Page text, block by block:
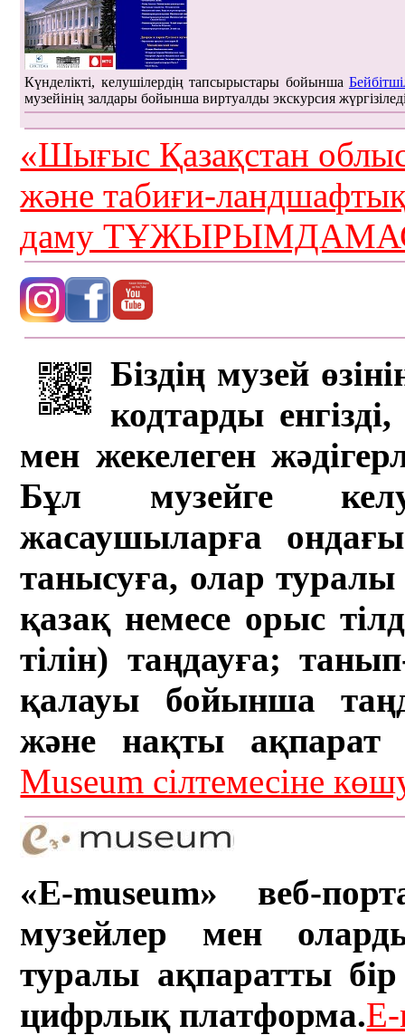
Күнделікті, келушілердің тапсырыстары бойынша
музейінің залдары бойынша виртуалды экскурсия
«Шығыс Қазақстан
және табиғи-
даму
Біздің музей
кодтарды
мен жекелеген
Бұл музейге
жасаушыларға
танысуға, олар туралы
қазақ немесе орыс
тілін) таңдауға;
қалауы бойынша
және нақты ақпарат
Museum сілтемесіне
«E-museum» веб-
музейлер мен
туралы ақпаратты бір
цифрлық платформа.